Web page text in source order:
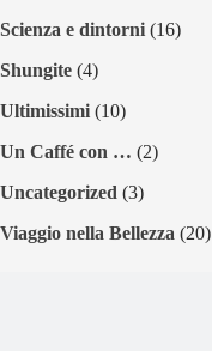
Scienza e dintorni (16)
Shungite (4)
Ultimissimi (10)
Un Caffé con … (2)
Uncategorized (3)
Viaggio nella Bellezza (20)